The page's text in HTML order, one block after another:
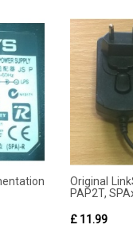
Original
PAP2T,
£ 11.99